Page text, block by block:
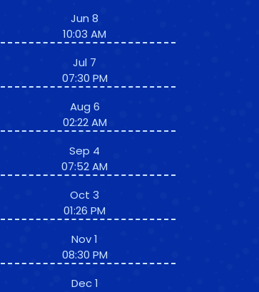
Jun 8
10:03 AM
Jul 7
07:30 PM
Aug 6
02:22 AM
Sep 4
07:52 AM
Oct 3
01:26 PM
Nov 1
08:30 PM
Dec 1